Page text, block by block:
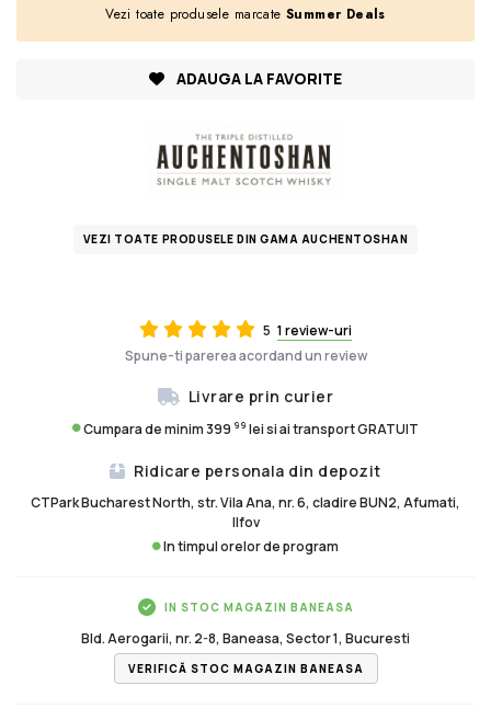
5 1 review-uri
Spune-ti parerea acordand un review
Livrare prin curier
Cumpara de minim 399 99 lei si ai transport GRATUIT
Ridicare personala din depozit
CTPark Bucharest North, str. Vila Ana, nr. 6, cladire BUN2, Afumati,
Ilfov
In timpul orelor de program
IN STOC MAGAZIN BANEASA
Bld. Aerogarii, nr. 2-8, Baneasa, Sector 1, Bucuresti
VERIFICĂ STOC MAGAZIN BANEASA
Vezi toate produsele marcate Summer Deals
ADAUGA LA FAVORITE
VEZI TOATE PRODUSELE DIN GAMA AUCHENTOSHAN